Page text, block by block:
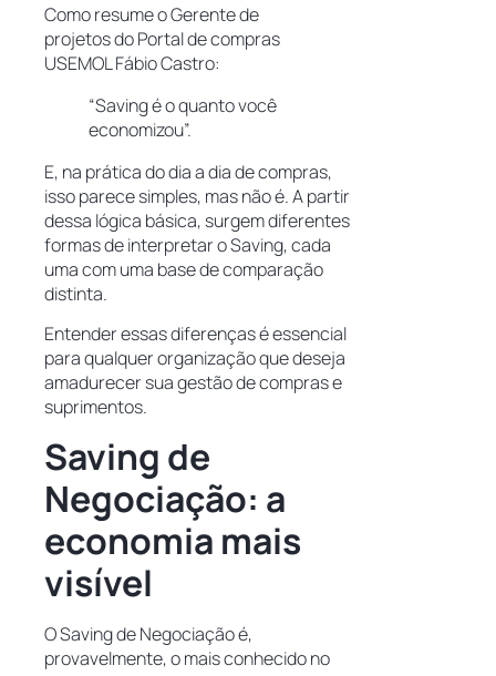
Como resume o Gerente de
projetos do Portal de compras
USEMOL Fábio Castro:
“Saving é o quanto você
economizou”.
E, na prática do dia a dia de compras,
isso parece simples, mas não é. A partir
dessa lógica básica, surgem diferentes
formas de interpretar o Saving, cada
uma com uma base de comparação
distinta.
Entender essas diferenças é essencial
para qualquer organização que deseja
amadurecer sua gestão de compras e
suprimentos.
Saving de
Negociação: a
economia mais
visível
O Saving de Negociação é,
provavelmente, o mais conhecido no